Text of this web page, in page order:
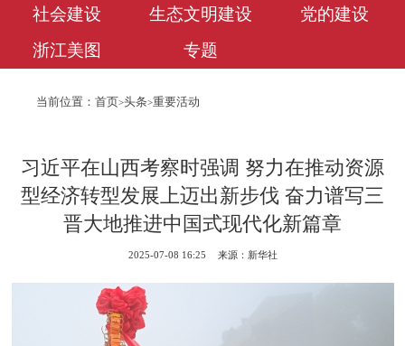
社会建设
生态文明建设
党的建设
浙江美图
专题
当前位置： 首页>头条>重要活动
习近平在山西考察时强调 努力在推动资源
型经济转型发展上迈出新步伐 奋力谱写三
晋大地推进中国式现代化新篇章
2025-07-08 16:25 来源：新华社